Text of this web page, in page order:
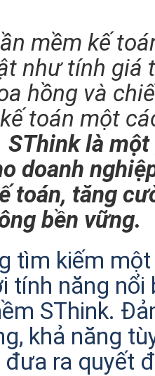
mềm kế
như tính giá
hồng và
toán một
SThink là
doanh
toán, tăng
bền vững.
tìm kiếm
tính năng nổi
SThink.
khả năng
ra quyết